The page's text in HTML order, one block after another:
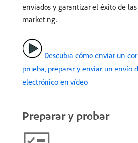
enviados y garantizar el éxito de
marketing.
Descubra cómo enviar un
prueba, preparar y enviar un envío
electrónico en vídeo
Preparar y probar